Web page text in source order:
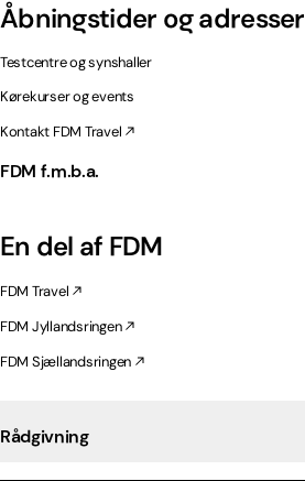
Åbningstider og adresser
Testcentre og synshaller
Kørekurser og events
Kontakt FDM Travel
FDM f.m.b.a.
En del af FDM
FDM Travel
FDM Jyllandsringen
FDM Sjællandsringen
Rådgivning